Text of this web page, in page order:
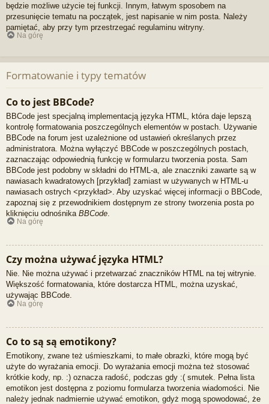
będzie możliwe użycie tej funkcji. Innym, łatwym sposobem na
przesunięcie tematu na początek, jest napisanie w nim posta. Należy
pamiętać, aby przy tym przestrzegać regulaminu witryny.
Na górę
Formatowanie i typy tematów
Co to jest BBCode?
BBCode jest specjalną implementacją języka HTML, która daje lepszą
kontrolę formatowania poszczególnych elementów w postach. Używanie
BBCode na forum jest uzależnione od ustawień określanych przez
administratora. Można wyłączyć BBCode w poszczególnych postach,
zaznaczając odpowiednią funkcję w formularzu tworzenia posta. Sam
BBCode jest podobny w składni do HTML-a, ale znaczniki zawarte są w
nawiasach kwadratowych [przykład] zamiast w używanych w HTML-u
nawiasach ostrych <przykład>. Aby uzyskać więcej informacji o BBCode,
zapoznaj się z przewodnikiem dostępnym ze strony tworzenia posta po
kliknięciu odnośnika BBCode
Na górę
Czy można używać języka HTML?
Nie. Nie można używać i przetwarzać znaczników HTML na tej witrynie.
Większość formatowania, które dostarcza HTML, można uzyskać,
używając BBCode.
Na górę
Co to są są emotikony?
Emotikony, zwane też uśmieszkami, to małe obrazki, które mogą być
użyte do wyrażania emocji. Do wyrażania emocji można też stosować
krótkie kody, np. :) oznacza radość, podczas gdy :( smutek. Pełna lista
emotikon jest dostępna z poziomu formularza tworzenia wiadomości. Nie
należy jednak nadmiernie używać emotikon, gdyż mogą spowodować, że